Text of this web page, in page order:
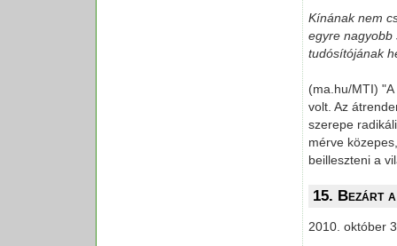
Kínának nem
egyre nagyobb
tudósítójának
(ma.hu/MTI)
volt. Az
szerepe
mérve
beilleszteni a
15. Bezárt
2010. október